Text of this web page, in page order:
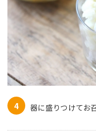
器に盛りつけてお